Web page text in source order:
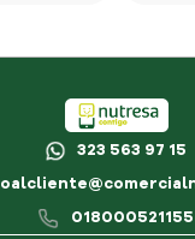
323 563 97 15
018000521155